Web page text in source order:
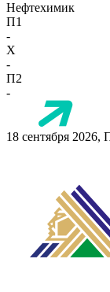
Нефтехимик
П1
-
X
-
П2
-
18 сентября 2026,